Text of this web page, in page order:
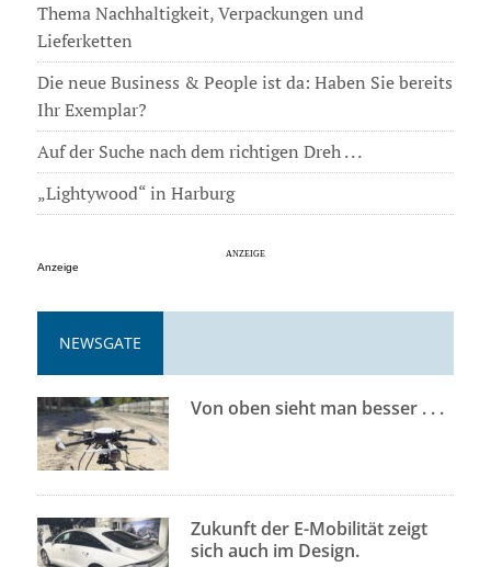
Thema Nachhaltigkeit, Verpackungen und
Lieferketten
Die neue Business & People ist da: Haben Sie bereits
Ihr Exemplar?
Auf der Suche nach dem richtigen Dreh . . .
„Lightywood“ in Harburg
Anzeige
NEWSGATE
Von oben sieht man besser . . .
Zukunft der E-Mobilität zeigt
sich auch im Design.